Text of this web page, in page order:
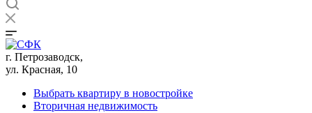
г. Петрозаводск,
ул. Красная, 10
Выбрать квартиру в новостройке
Вторичная недвижимость